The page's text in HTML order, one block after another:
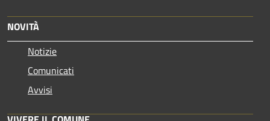
NOVITÀ
Notizie
Comunicati
Avvisi